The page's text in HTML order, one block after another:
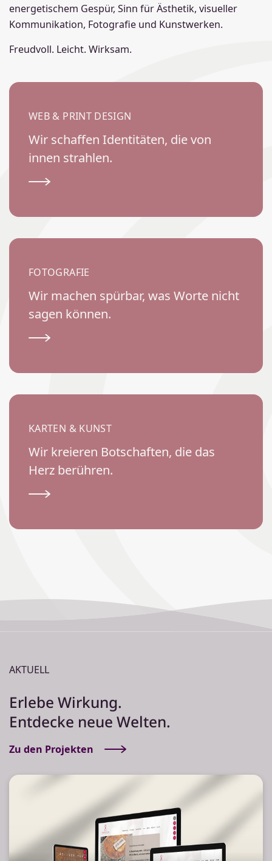
energetischem Gespür, Sinn für Ästhetik, visueller
Kommunikation, Fotografie und Kunstwerken.
Freudvoll. Leicht. Wirksam.
WEB & PRINT DESIGN
Wir schaffen Identitäten, die von
innen strahlen.
FOTOGRAFIE
Wir machen spürbar, was Worte nicht
sagen können.
KARTEN & KUNST
Wir kreieren Botschaften, die das
Herz berühren.
AKTUELL
Erlebe Wirkung.
Entdecke neue Welten.
Zu den Projekten